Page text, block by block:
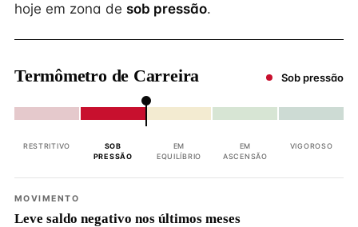
hoje em zona de sob pressão.
Termômetro de Carreira Sob pressão
RESTRITIVO
SOB
PRESSÃO
EM
EQUILÍBRIO
EM
ASCENSÃO
VIGOROSO
MOVIMENTO
Leve saldo negativo nos últimos meses